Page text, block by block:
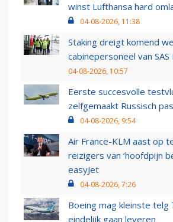
winst Lufthansa hard
04-08-2026, 11:38
Staking dreigt komend
cabinepersoneel van
04-08-2026, 10:57
Eerste succesvolle
zelfgemaakt Russisch
04-08-2026, 9:54
Air France-KLM aast op
reizigers van ‘hoofdpijn
easyJet
04-08-2026, 7:26
Boeing mag kleinste telg
eindelijk gaan leveren